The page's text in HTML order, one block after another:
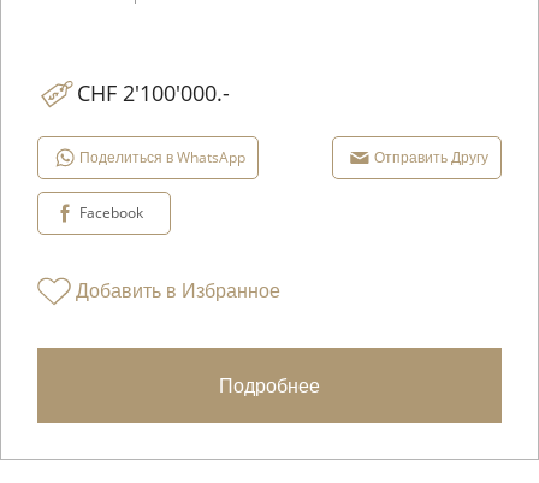
CHF 2'100'000.-
Поделиться в WhatsApp Отправить Другу
Facebook
Добавить в Избранное
Подробнее